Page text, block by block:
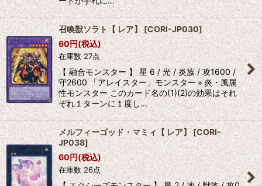
召喚獣ソラト【 レア】[CORI-JP030]
60円(税込)
在庫数 27点
【 融合モンスター 】 星 6 / 光 / 炎族 / 攻1600 /
守2600 「アレイスター」モンスター＋炎・風属
性モンスター このカード名の(1)(2)の効果はそれ
ぞれ１ターンに１度し…
メルフィーゴッド・マミィ【 レア】[CORI-
JP038]
60円(税込)
在庫数 26点